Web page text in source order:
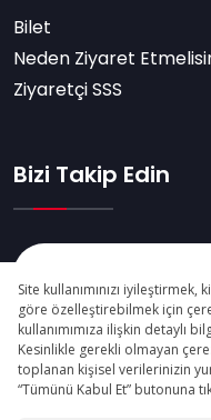
Bilet
Neden Ziyaret
Ziyaretçi SSS
Bizi Takip Edin